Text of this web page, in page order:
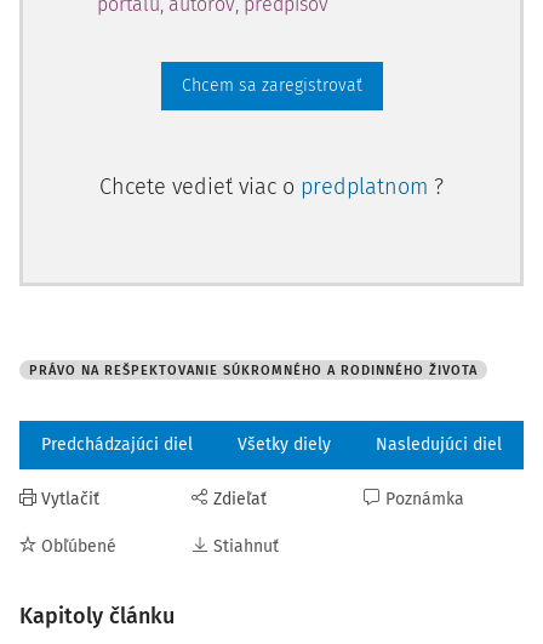
Chcem sa zaregistrovať
Chcete vedieť viac o predplatnom ?
PRÁVO NA REŠPEKTOVANIE SÚKROMNÉHO A RODINNÉHO ŽIVOTA
Predchádzajúci diel Všetky diely Nasledujúci diel
Vytlačiť
Obľúbené
Zdieľať
Stiahnuť
Poznámka
Kapitoly článku